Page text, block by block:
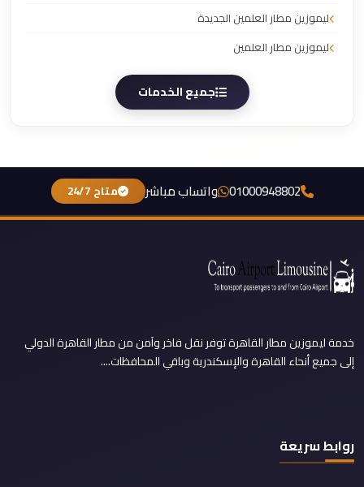
ليموزين مطار العلمين الجديدة
ليموزين مطار العلمين
جميع الخدمات
01000948802 واتساب مباشر متاح 24/7
خدمة ليموزين مطار القاهرة توفر نقل فاخر وآمن من مطار القاهرة الدولي
إلى جميع أنحاء القاهرة والإسكندرية وباقي المحافظات....
روابط سريعة